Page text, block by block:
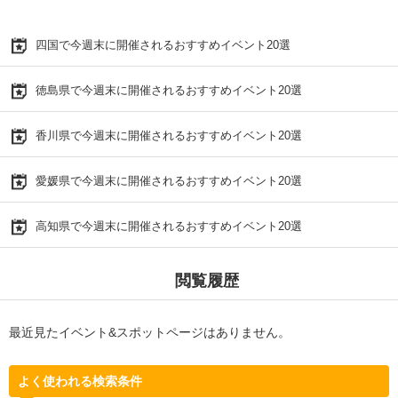
四国で今週末に開催されるおすすめイベント20選
徳島県で今週末に開催されるおすすめイベント20選
香川県で今週末に開催されるおすすめイベント20選
愛媛県で今週末に開催されるおすすめイベント20選
高知県で今週末に開催されるおすすめイベント20選
閲覧履歴
最近見たイベント&スポットページはありません。
よく使われる検索条件